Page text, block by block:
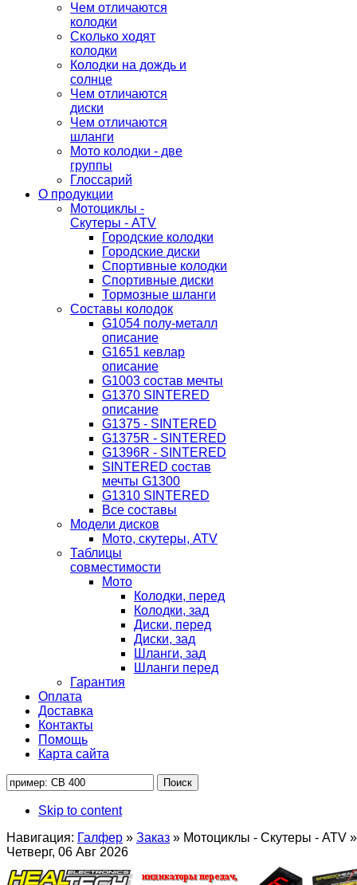
Чем отличаются
колодки
Сколько ходят
колодки
Колодки на дождь и
солнце
Чем отличаются
диски
Чем отличаются
шланги
Мото колодки - две
группы
Глоссарий
О продукции
Мотоциклы -
Скутеры - ATV
Городские колодки
Городские диски
Спортивные колодки
Спортивные диски
Тормозные шланги
Составы колодок
G1054 полу-металл
описание
G1651 кевлар
описание
G1003 состав мечты
G1370 SINTERED
описание
G1375 - SINTERED
G1375R - SINTERED
G1396R - SINTERED
SINTERED состав
мечты G1300
G1310 SINTERED
Все составы
Модели дисков
Мото, скутеры, ATV
Таблицы
совместимости
Мото
Колодки, перед
Колодки, зад
Диски, перед
Диски, зад
Шланги, зад
Шланги перед
Гарантия
Оплата
Доставка
Контакты
Помощь
Карта сайта
Skip to content
Навигация: Галфер » Заказ » Мотоциклы - Скутеры - ATV »
Четверг, 06 Авг 2026